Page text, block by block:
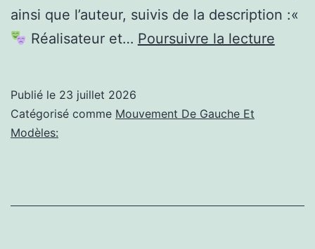
ainsi que l’auteur, suivis de la description :«
Réalisateur et… Poursuivre la lecture
drame
Publié le 23 juillet 2026
Catégorisé comme Mouvement De Gauche Et
Modèles: